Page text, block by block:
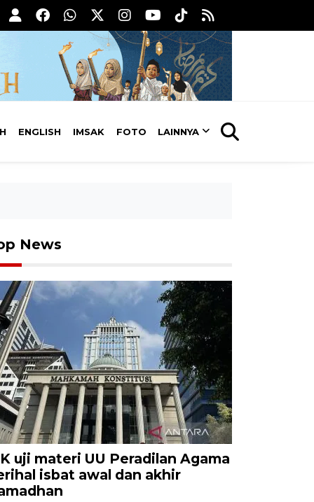
ENGLISH IMSAK FOTO LAINNYA
News
uji materi UU Peradilan Agama
isbat awal dan akhir